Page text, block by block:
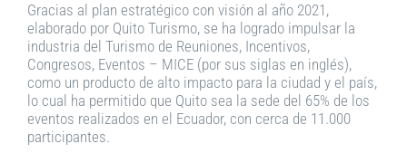
Gracias al plan estratégico con visión al año 2021,
elaborado por Quito Turismo, se ha logrado impulsar la
industria del Turismo de Reuniones, Incentivos,
Congresos, Eventos – MICE (por sus siglas en inglés),
como un producto de alto impacto para la ciudad y el país,
lo cual ha permitido que Quito sea la sede del 65% de los
eventos realizados en el Ecuador, con cerca de 11.000
participantes.